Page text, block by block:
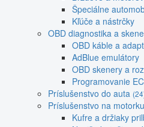
Špeciálne
Kľúče a nástrčky
OBD diagnostika a
OBD káble a
AdBlue emulátory
OBD skenery a
Programovanie
Príslušenstvo do auta
Príslušenstvo na motorku
Kufre a držiaky